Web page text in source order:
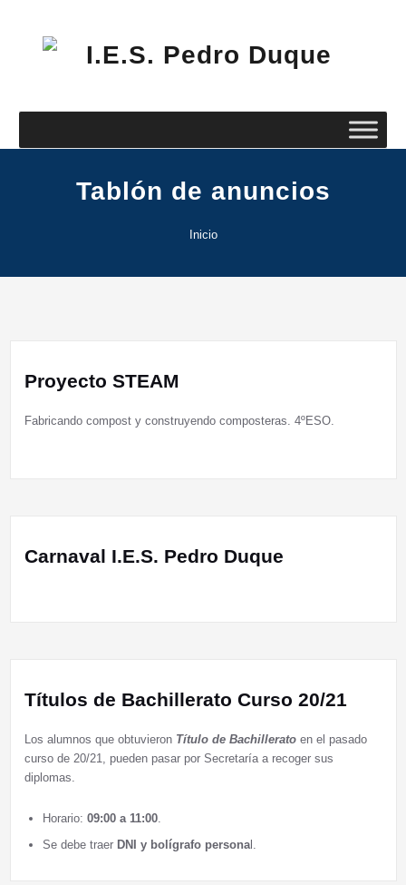
contenido
Tablón de anuncios
Inicio
Proyecto STEAM
Fabricando compost y construyendo composteras. 4ºESO.
Carnaval I.E.S. Pedro Duque
Títulos de Bachillerato Curso 20/21
Los alumnos que obtuvieronTítulo de Bachilleratoen el pasado
curso de 20/21, pueden pasar por Secretaría a recoger sus
diplomas.
Horario: 09:00 a 11:00.
Se debe traer DNI y bolígrafo personal.